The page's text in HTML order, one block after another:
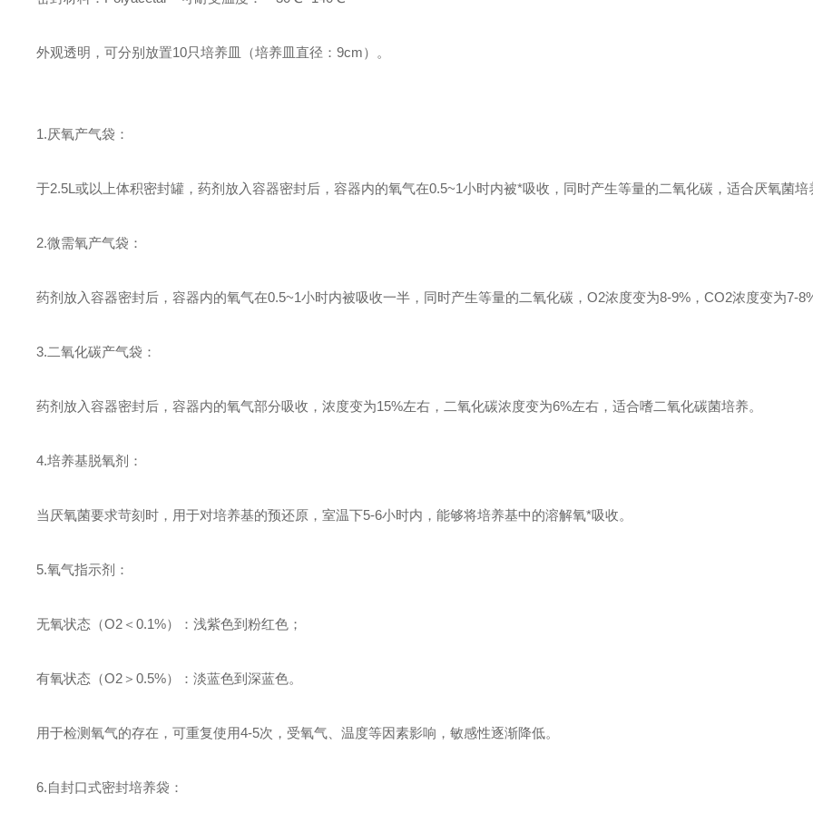
外观透明，可分别放置10只培养皿（培养皿直径：9cm）。
1.厌氧产气袋：
于2.5L或以上体积密封罐，药剂放入容器密封后，容器内的氧气在0.5~1小时内被*吸收，同时产生等量的二氧化碳，适合厌氧菌培
2.微需氧产气袋：
药剂放入容器密封后，容器内的氧气在0.5~1小时内被吸收一半，同时产生等量的二氧化碳，O2浓度变为8-9%，CO2浓度变为7-
3.二氧化碳产气袋：
药剂放入容器密封后，容器内的氧气部分吸收，浓度变为15%左右，二氧化碳浓度变为6%左右，适合嗜二氧化碳菌培养。
4.培养基脱氧剂：
当厌氧菌要求苛刻时，用于对培养基的预还原，室温下5-6小时内，能够将培养基中的溶解氧*吸收。
5.氧气指示剂：
无氧状态（O2＜0.1%）：浅紫色到粉红色；
有氧状态（O2＞0.5%）：淡蓝色到深蓝色。
用于检测氧气的存在，可重复使用4-5次，受氧气、温度等因素影响，敏感性逐渐降低。
6.自封口式密封培养袋：